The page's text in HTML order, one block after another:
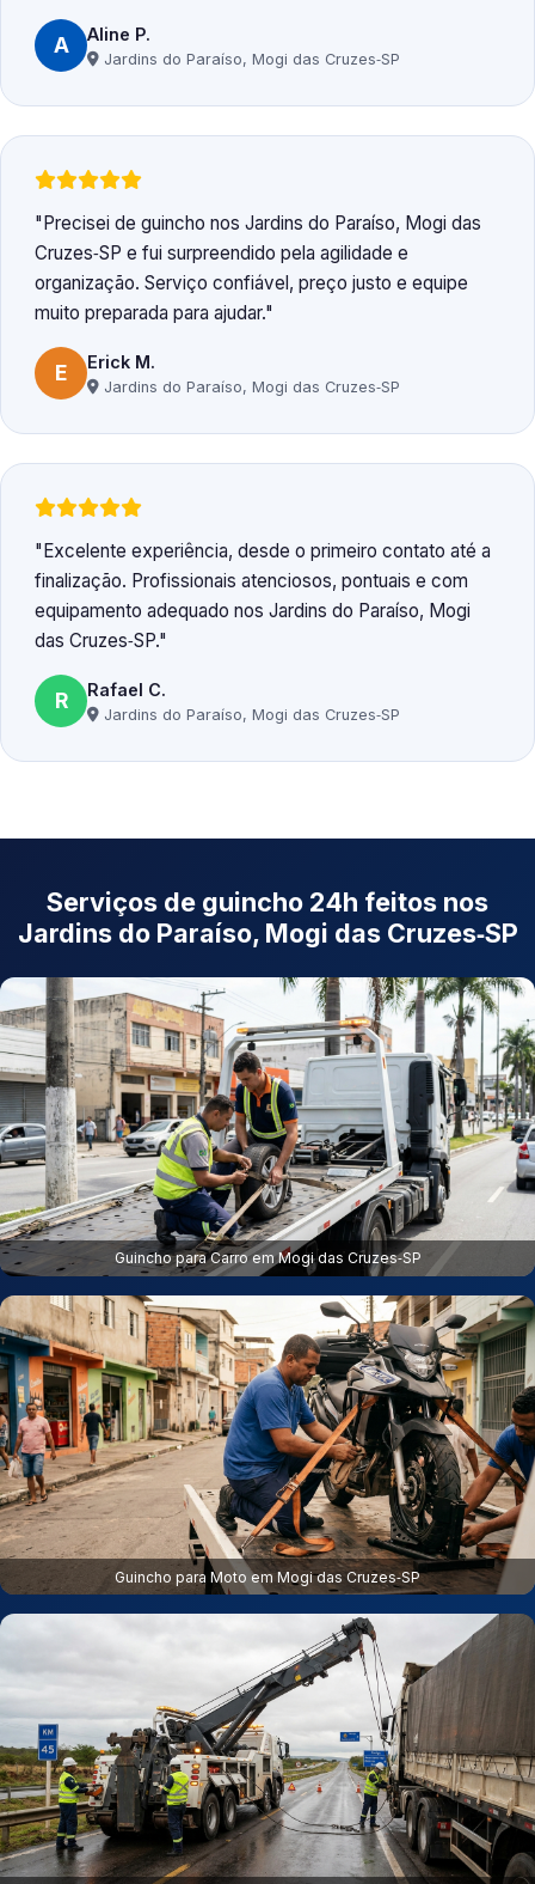
A Aline P.
Jardins do Paraíso, Mogi das Cruzes‑SP
Precisei de guincho nos Jardins do Paraíso, Mogi das
Cruzes‑SP e fui surpreendido pela agilidade e
organização. Serviço confiável, preço justo e equipe
muito preparada para ajudar.
E Erick M.
Jardins do Paraíso, Mogi das Cruzes‑SP
Excelente experiência, desde o primeiro contato até a
finalização. Profissionais atenciosos, pontuais e com
equipamento adequado nos Jardins do Paraíso, Mogi
das Cruzes‑SP.
R Rafael C.
Jardins do Paraíso, Mogi das Cruzes‑SP
Serviços de guincho 24h feitos nos
Jardins do Paraíso, Mogi das Cruzes‑SP
Guincho para Carro em Mogi das Cruzes‑SP
Guincho para Moto em Mogi das Cruzes‑SP